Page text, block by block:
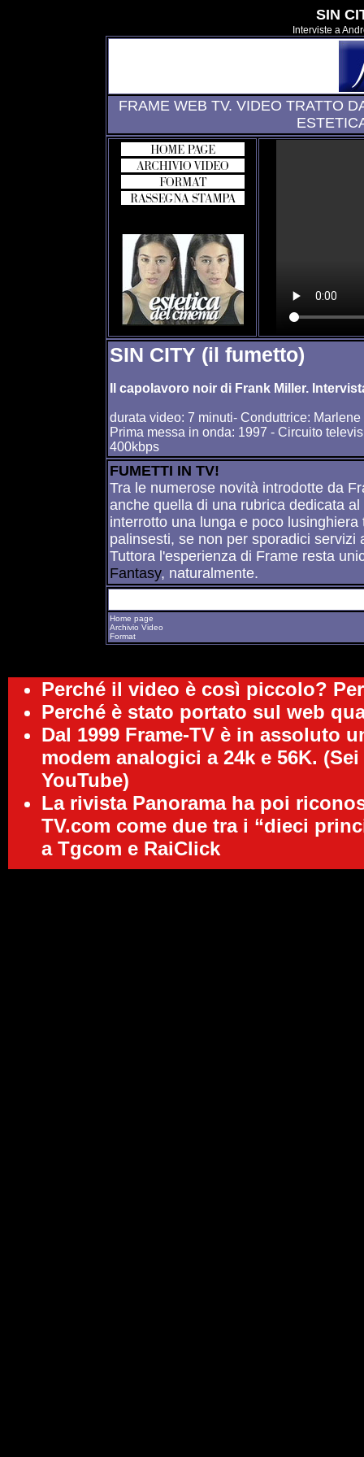
SIN
Interviste a
FRAME WEB TV. VIDEO TRATTO
SIN CITY (il fumetto)
Il capolavoro noir di Frank Miller.
durata video: 7 minuti- Conduttrice: Marlene
Prima messa in onda: 1997 - Circuito
400kbps
FUMETTI IN TV!
Tra le numerose novità introdotte da
anche quella di una rubrica dedicata
interrotto una lunga e poco
palinsesti, se non per sporadici servizi
Tuttora l'esperienza di Frame resta
Fantasy, naturalmente.
Home page
Archivio Video
Format
Perché il video è così piccolo?
Perché è stato portato sul web
Dal 1999 Frame-TV è in assoluto
modem analogici a 24k e 56K.
YouTube)
La rivista Panorama ha poi
TV.com come due tra i “dieci
a Tgcom e RaiClick